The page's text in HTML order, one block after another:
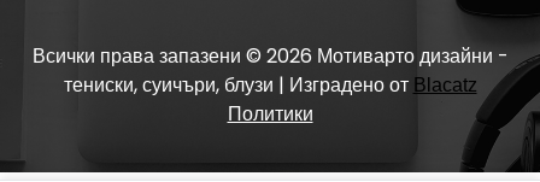
Всички права запазени © 2026 Мотиварто дизайни -
тениски, суичъри, блузи | Изградено от Blacatz
Политики